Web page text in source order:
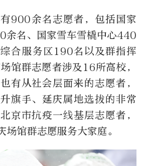
900余名志愿者，包括国家
余名、国家雪车雪橇中心440
合服务区190名以及群指挥
馆群志愿者涉及16所高校，
有从社会层面来的志愿者，
旗手、延庆属地选拔的非常
京市抗疫一线基层志愿者，
场馆群志愿服务大家庭。